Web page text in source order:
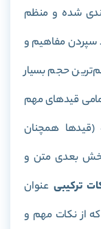
شده و منظم
سپردن مفاهیم و
حجم بسیار
قیدهای مهم
همچنان
بخش بعدی متن و
ترکیبی عنوان
از نکات مهم و